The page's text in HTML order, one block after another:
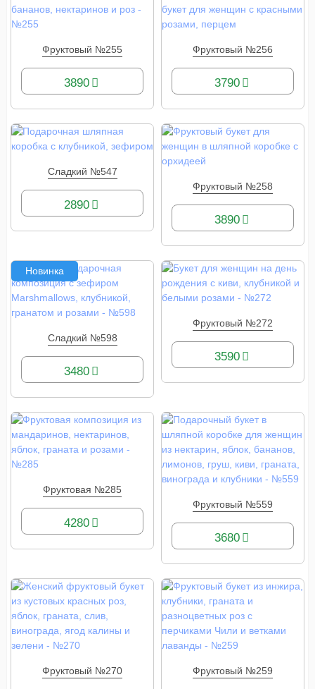
Фруктовый №255
КУПИТЬ
3890
Фруктовый №256
КУПИТЬ
3790
Сладкий №547
КУПИТЬ
2890
Фруктовый №258
КУПИТЬ
3890
Новинка
Сладкий №598
КУПИТЬ
3480
Фруктовый №272
КУПИТЬ
3590
Фруктовая №285
КУПИТЬ
4280
Фруктовый №559
КУПИТЬ
3680
Фруктовый №270
КУПИТЬ
Фруктовый №259
КУПИТЬ